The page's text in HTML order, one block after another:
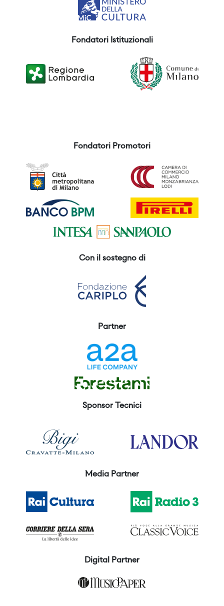
Fondatori Istituzionali
Fondatori Promotori
Con il sostegno di
Partner
Sponsor Tecnici
Media Partner
Digital Partner